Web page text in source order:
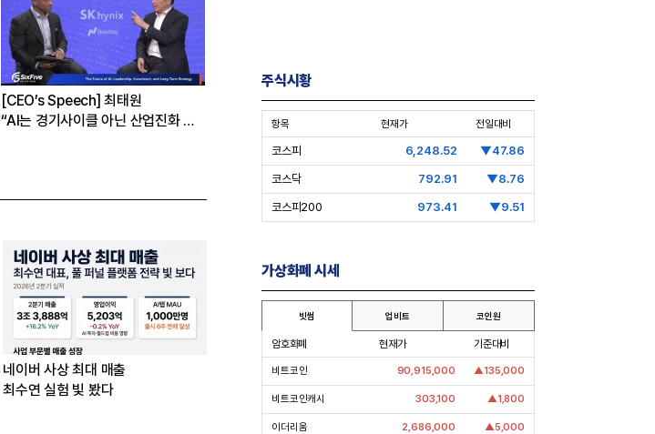
[CEO’s Speech] 최태원
“AI는 경기사이클 아닌 산업진화 그
[심층분석] 포스코, 트리플 코어 투자
16조7천억원 투자 재원 마련 전략
[Epic Why] 한화, KAI 지분 왜 사들
일까
네이버 사상 최대 매출
최수연 실험 빛 봤다
주식시황
항목 현재가 전일대비
코스피 6,248.52 ▼47.86
코스닥 792.91 ▼8.76
코스피200 973.41 ▼9.51
가상화폐 시세
빗썸 업비트 코인원
암호화폐 현재가 기준대비
비트코인 90,915,000 ▲135,000
비트코인캐시 303,100 ▲1,800
이더리움 2,686,000 ▲5,000